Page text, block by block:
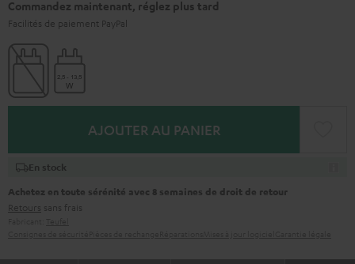
Commandez maintenant, réglez plus tard
Facilités de paiement PayPal
AJOUTER AU PANIER
En stock
Achetez en toute sérénité avec 8 semaines de droit de retour
Retours sans frais